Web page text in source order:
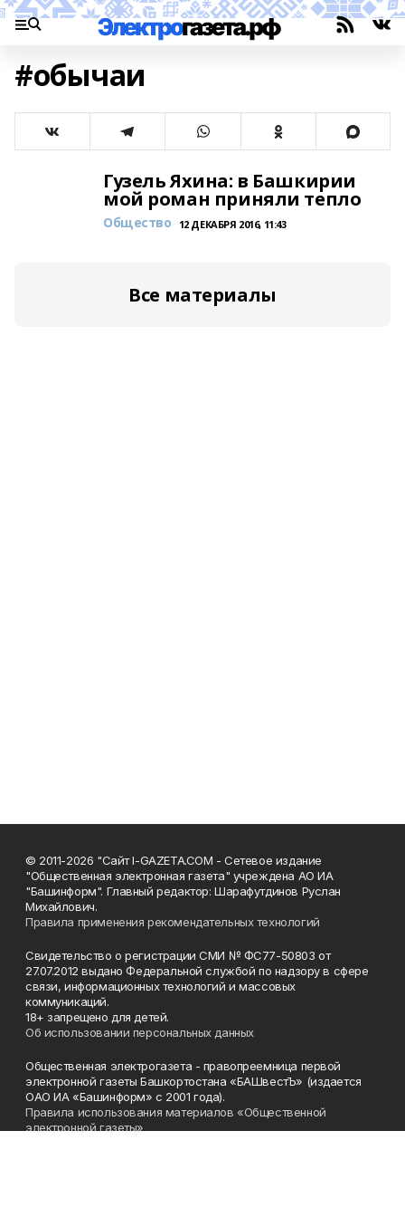
#обычаи
Гузель Яхина: в Башкирии
мой роман приняли тепло
Общество 12 ДЕКАБРЯ 2016, 11:43
Все материалы
© 2011-2026 "Сайт I-GAZETA.COM - Сетевое издание
"Общественная электронная газета" учреждена АО ИА
"Башинформ". Главный редактор: Шарафутдинов Руслан
Михайлович.
Правила применения рекомендательных технологий
Свидетельство о регистрации СМИ № ФС77-50803 от
27.07.2012 выдано Федеральной службой по надзору в сфере
связи, информационных технологий и массовых
коммуникаций.
18+ запрещено для детей.
Об использовании персональных данных
Общественная электрогазета - правопреемница первой
электронной газеты Башкортостана «БАШвестЪ» (издается
ОАО ИА «Башинформ» с 2001 года).
Правила использования материалов «Общественной
электронной газеты»